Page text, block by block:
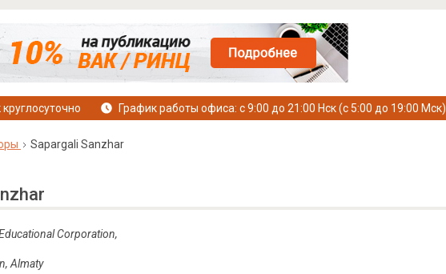
График работы офиса: с 9:00 до 21:00 Нск (с 5:00 до 19:00 Мск)
Sapargali Sanzhar
Corporation,
Almaty